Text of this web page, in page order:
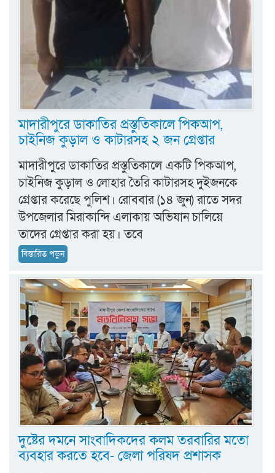
মাদারীপুরে ডাকাতির প্রস্তুতিকালে পিকআপ,
চাইনিজ কুড়াল ও কাটারসহ ২ জন গ্রেপ্তার
মাদারীপুরে ডাকাতির প্রস্তুতিকালে একটি পিকআপ,
চাইনিজ কুড়াল ও লোহার তৈরি কাটারসহ দুইজনকে
গ্রেপ্তার করেছে পুলিশ। রোববার (১৪ জুন) রাতে সদর
উপজেলার মিরাকান্দি এলাকায় অভিযান চালিয়ে
তাদের গ্রেপ্তার করা হয়। তবে
বিস্তারিত পড়ুন
দুষ্টের দমনে সাংবাদিকদের কলম তরবারির মতো
ব্যবহার করতে হবে- জেলা পরিষদ প্রশাসক